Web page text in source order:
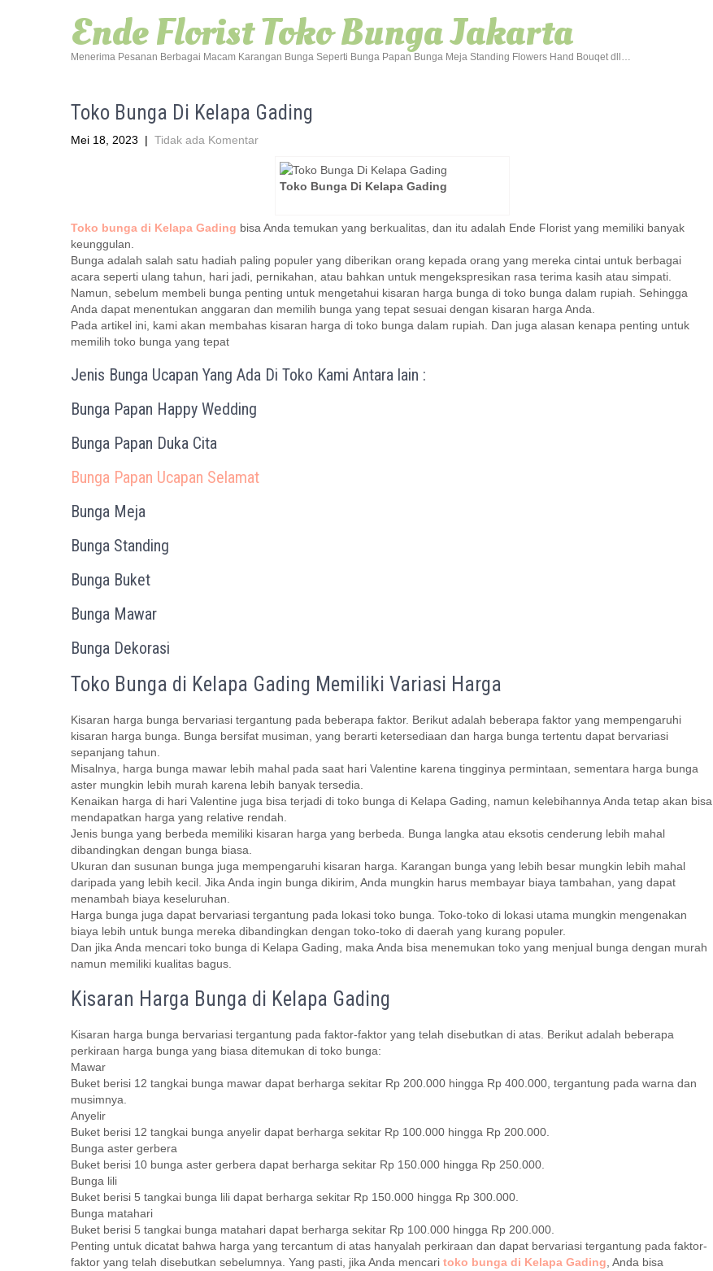
Ende Florist Toko Bunga Jakarta
Menerima Pesanan Berbagai Macam Karangan Bunga Seperti Bunga Papan Bunga Meja Standing Flowers Hand Bouqet dll…
Toko Bunga Di Kelapa Gading
Mei 18, 2023 | Tidak ada Komentar
Toko Bunga Di Kelapa Gading
Toko bunga di Kelapa Gading bisa Anda temukan yang berkualitas, dan itu adalah Ende Florist yang memiliki banyak
keunggulan.
Bunga adalah salah satu hadiah paling populer yang diberikan orang kepada orang yang mereka cintai untuk berbagai
acara seperti ulang tahun, hari jadi, pernikahan, atau bahkan untuk mengekspresikan rasa terima kasih atau simpati.
Namun, sebelum membeli bunga penting untuk mengetahui kisaran harga bunga di toko bunga dalam rupiah. Sehingga
Anda dapat menentukan anggaran dan memilih bunga yang tepat sesuai dengan kisaran harga Anda.
Pada artikel ini, kami akan membahas kisaran harga di toko bunga dalam rupiah. Dan juga alasan kenapa penting untuk
memilih toko bunga yang tepat
Jenis Bunga Ucapan Yang Ada Di Toko Kami Antara lain :
Bunga Papan Happy Wedding
Bunga Papan Duka Cita
Bunga Papan Ucapan Selamat
Bunga Meja
Bunga Standing
Bunga Buket
Bunga Mawar
Bunga Dekorasi
Toko Bunga di Kelapa Gading Memiliki Variasi Harga
Kisaran harga bunga bervariasi tergantung pada beberapa faktor. Berikut adalah beberapa faktor yang mempengaruhi
kisaran harga bunga. Bunga bersifat musiman, yang berarti ketersediaan dan harga bunga tertentu dapat bervariasi
sepanjang tahun.
Misalnya, harga bunga mawar lebih mahal pada saat hari Valentine karena tingginya permintaan, sementara harga bunga
aster mungkin lebih murah karena lebih banyak tersedia.
Kenaikan harga di hari Valentine juga bisa terjadi di toko bunga di Kelapa Gading, namun kelebihannya Anda tetap akan bisa
mendapatkan harga yang relative rendah.
Jenis bunga yang berbeda memiliki kisaran harga yang berbeda. Bunga langka atau eksotis cenderung lebih mahal
dibandingkan dengan bunga biasa.
Ukuran dan susunan bunga juga mempengaruhi kisaran harga. Karangan bunga yang lebih besar mungkin lebih mahal
daripada yang lebih kecil. Jika Anda ingin bunga dikirim, Anda mungkin harus membayar biaya tambahan, yang dapat
menambah biaya keseluruhan.
Harga bunga juga dapat bervariasi tergantung pada lokasi toko bunga. Toko-toko di lokasi utama mungkin mengenakan
biaya lebih untuk bunga mereka dibandingkan dengan toko-toko di daerah yang kurang populer.
Dan jika Anda mencari toko bunga di Kelapa Gading, maka Anda bisa menemukan toko yang menjual bunga dengan murah
namun memiliki kualitas bagus.
Kisaran Harga Bunga di Kelapa Gading
Kisaran harga bunga bervariasi tergantung pada faktor-faktor yang telah disebutkan di atas. Berikut adalah beberapa
perkiraan harga bunga yang biasa ditemukan di toko bunga:
Mawar
Buket berisi 12 tangkai bunga mawar dapat berharga sekitar Rp 200.000 hingga Rp 400.000, tergantung pada warna dan
musimnya.
Anyelir
Buket berisi 12 tangkai bunga anyelir dapat berharga sekitar Rp 100.000 hingga Rp 200.000.
Bunga aster gerbera
Buket berisi 10 bunga aster gerbera dapat berharga sekitar Rp 150.000 hingga Rp 250.000.
Bunga lili
Buket berisi 5 tangkai bunga lili dapat berharga sekitar Rp 150.000 hingga Rp 300.000.
Bunga matahari
Buket berisi 5 tangkai bunga matahari dapat berharga sekitar Rp 100.000 hingga Rp 200.000.
Penting untuk dicatat bahwa harga yang tercantum di atas hanyalah perkiraan dan dapat bervariasi tergantung pada faktor-
faktor yang telah disebutkan sebelumnya. Yang pasti, jika Anda mencari toko bunga di Kelapa Gading, Anda bisa